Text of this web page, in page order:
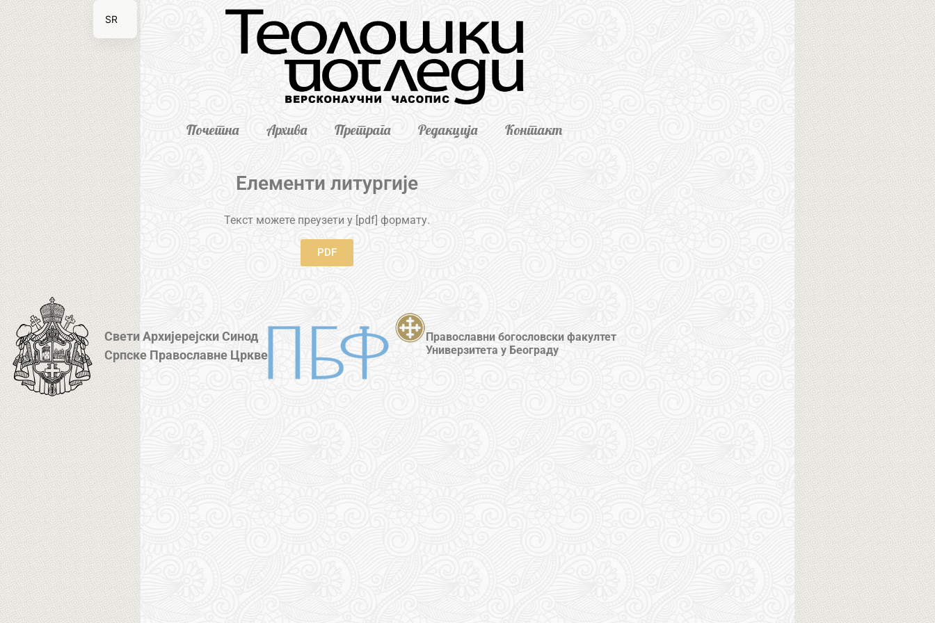
Почетна Архива Претрага Редакција Контакт
Елементи литургије
Текст можете преузети у [pdf] формату.
PDF
Свети Архијерејски Синод
Српске Православне Цркве
Православни богословски факултет
Универзитета у Београду
SR
EN